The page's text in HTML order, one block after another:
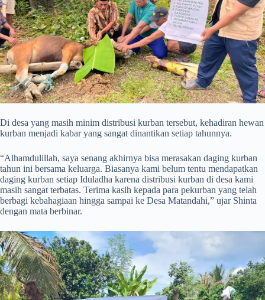
Di desa yang masih minim distribusi kurban tersebut, kehadiran hewan
kurban menjadi kabar yang sangat dinantikan setiap tahunnya.
“Alhamdulillah, saya senang akhirnya bisa merasakan daging kurban
tahun ini bersama keluarga. Biasanya kami belum tentu mendapatkan
daging kurban setiap Iduladha karena distribusi kurban di desa kami
masih sangat terbatas. Terima kasih kepada para pekurban yang telah
berbagi kebahagiaan hingga sampai ke Desa Matandahi,” ujar Shinta
dengan mata berbinar.